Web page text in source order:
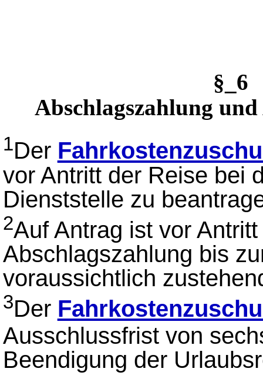
Abschlagszahlung
1Der
vor Antritt der Reise bei
Dienststelle zu
2Auf Antrag ist vor
Abschlagszahlung bis
voraussichtlich
3Der
Ausschlussfrist von
Beendigung der